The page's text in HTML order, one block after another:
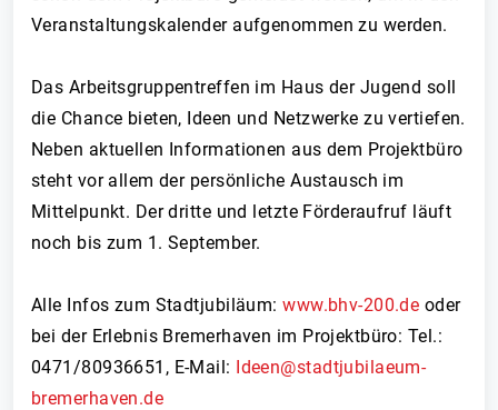
Veranstaltungskalender aufgenommen zu werden.
Das Arbeitsgruppentreffen im Haus der Jugend soll
die Chance bieten, Ideen und Netzwerke zu vertiefen.
Neben aktuellen Informationen aus dem Projektbüro
steht vor allem der persönliche Austausch im
Mittelpunkt. Der dritte und letzte Förderaufruf läuft
noch bis zum 1. September.
Alle Infos zum Stadtjubiläum:www.bhv-200.de oder
bei der Erlebnis Bremerhaven im Projektbüro: Tel.:
0471/80936651, E-Mail: Ideen@stadtjubilaeum-
bremerhaven.de